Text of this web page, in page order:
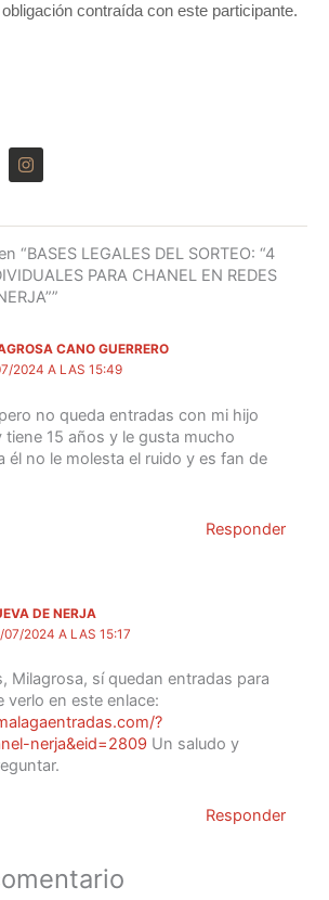
contraída con este participante.
I
n
a
g
r
a
m
“BASES LEGALES DEL SORTEO: “4
PARA CHANEL EN REDES
CANO GUERRERO
2024 A LAS 15:49
no queda entradas con mi hijo
tiene 15 años y le gusta mucho
él no le molesta el ruido y es fan de
Responder
DE NERJA
07/2024 A LAS 15:17
Milagrosa, sí quedan entradas para
verlo en este enlace:
?
nerja&eid=2809 Un saludo y
Responder